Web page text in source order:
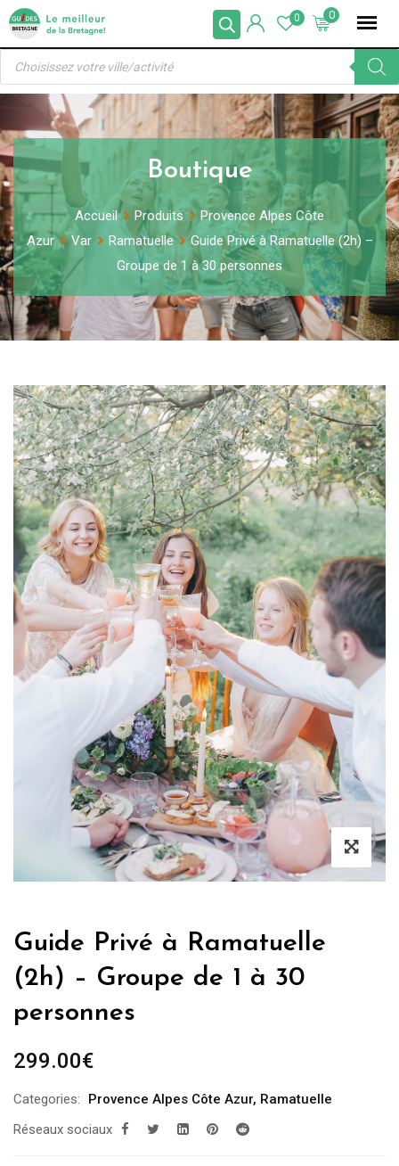
Skip
content
0
0
Recherche
produits
Boutique
Accueil Produits
Provence Alpes Côte
Azur
Var Ramatuelle
Guide Privé à Ramatuelle (2h) –
Groupe de 1 à 30 personnes
Guide Privé à Ramatuelle
(2h) – Groupe de 1 à 30
personnes
299.00€
Categories: Provence Alpes Côte Azur, Ramatuelle
Réseaux sociaux